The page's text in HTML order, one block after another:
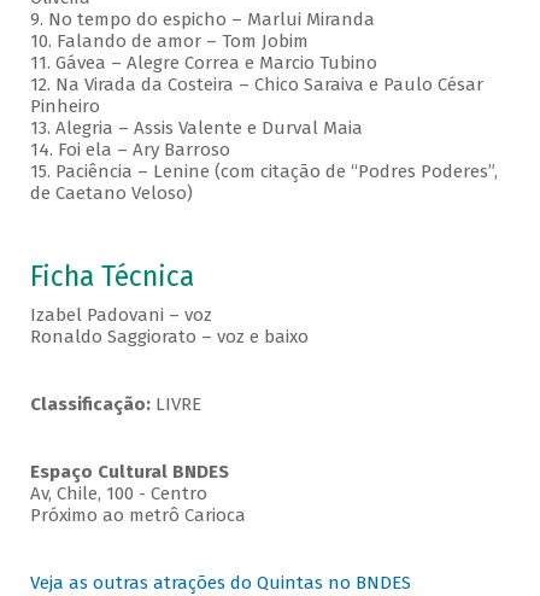
9. No tempo do espicho – Marlui Miranda
10. Falando de amor – Tom Jobim
11. Gávea – Alegre Correa e Marcio Tubino
12. Na Virada da Costeira – Chico Saraiva e Paulo César
Pinheiro
13. Alegria – Assis Valente e Durval Maia
14. Foi ela – Ary Barroso
15. Paciência – Lenine (com citação de “Podres Poderes”,
de Caetano Veloso)
Ficha Técnica
Izabel Padovani – voz
Ronaldo Saggiorato – voz e baixo
Classificação: LIVRE
Espaço Cultural BNDES
Av, Chile, 100 - Centro
Próximo ao metrô Carioca
Veja as outras atrações do Quintas no BNDES